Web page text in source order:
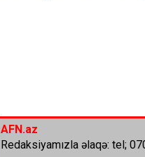
AFN.az
Redaksiyamızla əlaqə: tel;